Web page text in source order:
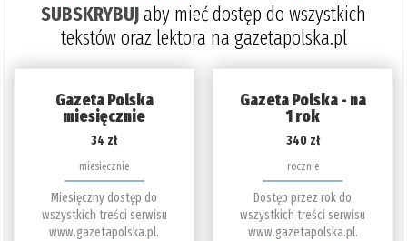
SUBSKRYBUJaby mieć dostęp do wszystkich
tekstów oraz lektora na gazetapolska.pl
Gazeta Polska
miesięcznie
34 zł
miesięcznie
Miesięczny dostęp do
wszystkich treści serwisu
www.gazetapolska.pl.
Gazeta Polska - na
1 rok
340 zł
rocznie
Dostęp przez rok do
wszystkich treści serwisu
www.gazetapolska.pl.